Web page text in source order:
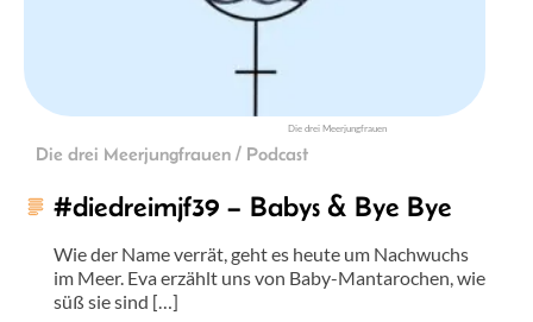
Die drei Meerjungfrauen
Die drei Meerjungfrauen / Podcast
#diedreimjf39 – Babys & Bye Bye
Wie der Name verrät, geht es heute um Nachwuchs
im Meer. Eva erzählt uns von Baby-Mantarochen, wie
süß sie sind […]